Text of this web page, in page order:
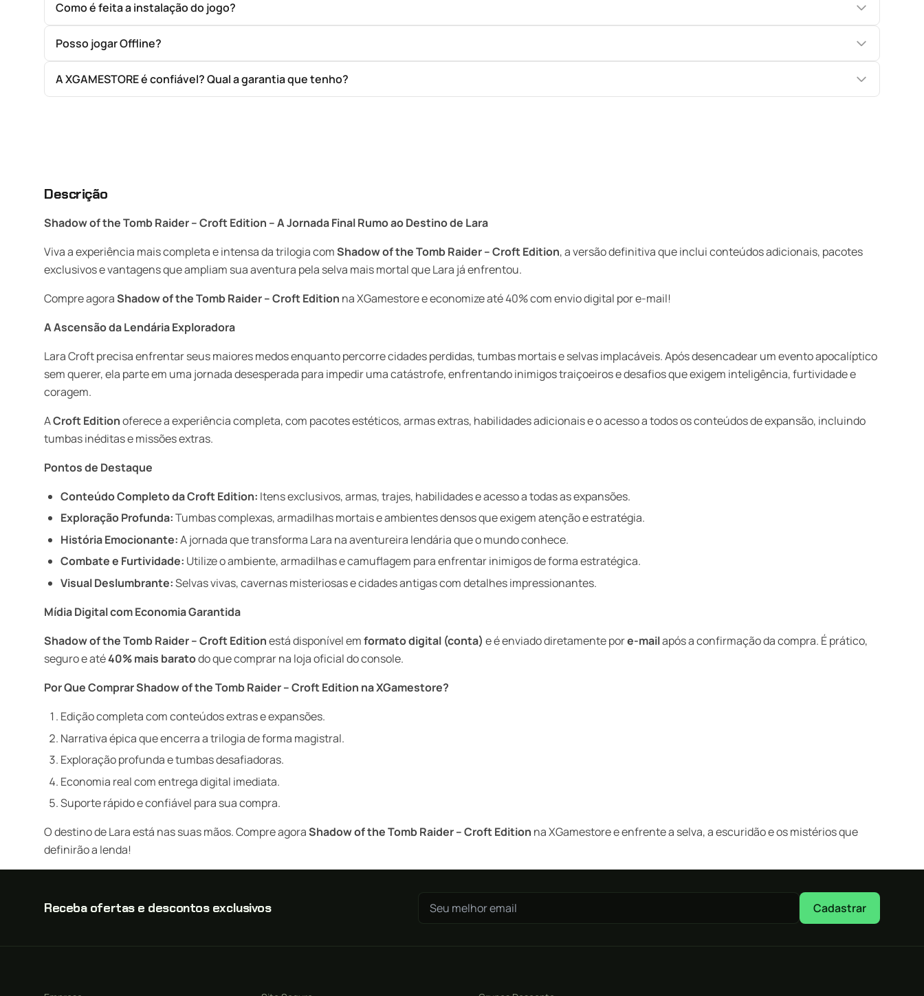
Como é feita a instalação do jogo?
Posso jogar Offline?
A XGAMESTORE é confiável? Qual a garantia que tenho?
Descrição
Shadow of the Tomb Raider – Croft Edition – A Jornada Final Rumo ao Destino de Lara
Viva a experiência mais completa e intensa da trilogia comShadow of the Tomb Raider – Croft Edition, a versão definitiva que inclui conteúdos adicionais, pacotes
exclusivos e vantagens que ampliam sua aventura pela selva mais mortal que Lara já enfrentou.
Compre agoraShadow of the Tomb Raider – Croft Edition na XGamestore e economize até 40% com envio digital por e-mail!
A Ascensão da Lendária Exploradora
Lara Croft precisa enfrentar seus maiores medos enquanto percorre cidades perdidas, tumbas mortais e selvas implacáveis. Após desencadear um evento apocalíptico
sem querer, ela parte em uma jornada desesperada para impedir uma catástrofe, enfrentando inimigos traiçoeiros e desafios que exigem inteligência, furtividade e
coragem.
ACroft Editionoferece a experiência completa, com pacotes estéticos, armas extras, habilidades adicionais e o acesso a todos os conteúdos de expansão, incluindo
tumbas inéditas e missões extras.
Pontos de Destaque
Conteúdo Completo da Croft Edition: Itens exclusivos, armas, trajes, habilidades e acesso a todas as expansões.
Exploração Profunda:Tumbas complexas, armadilhas mortais e ambientes densos que exigem atenção e estratégia.
História Emocionante:A jornada que transforma Lara na aventureira lendária que o mundo conhece.
Combate e Furtividade: Utilize o ambiente, armadilhas e camuflagem para enfrentar inimigos de forma estratégica.
Visual Deslumbrante:Selvas vivas, cavernas misteriosas e cidades antigas com detalhes impressionantes.
Mídia Digital com Economia Garantida
Shadow of the Tomb Raider – Croft Editionestá disponível emformato digital (conta) e é enviado diretamente pore-mailapós a confirmação da compra. É prático,
seguro e até40% mais baratodo que comprar na loja oficial do console.
Por Que Comprar Shadow of the Tomb Raider – Croft Edition na XGamestore?
Edição completa com conteúdos extras e expansões.
Narrativa épica que encerra a trilogia de forma magistral.
Exploração profunda e tumbas desafiadoras.
Economia real com entrega digital imediata.
Suporte rápido e confiável para sua compra.
O destino de Lara está nas suas mãos. Compre agoraShadow of the Tomb Raider – Croft Edition na XGamestore e enfrente a selva, a escuridão e os mistérios que
definirão a lenda!
Receba ofertas e descontos exclusivos Cadastrar